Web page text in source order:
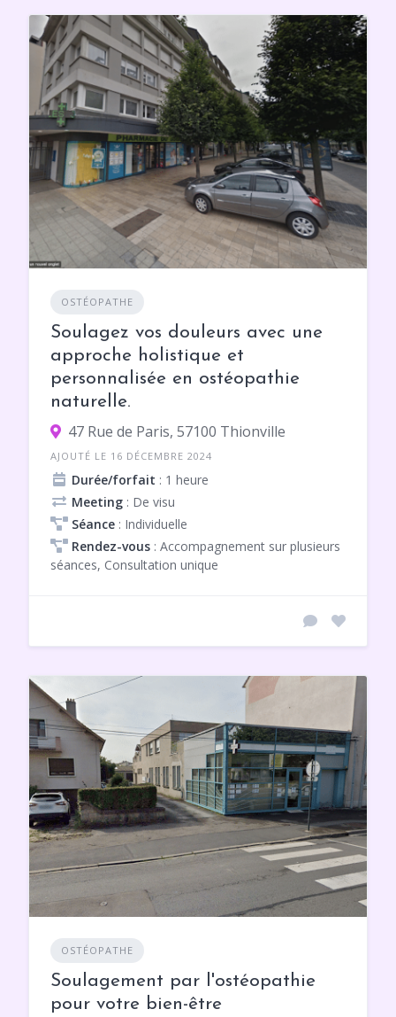
OSTÉOPATHE
Soulagez vos douleurs avec une
approche holistique et
personnalisée en ostéopathie
naturelle.
47 Rue de Paris, 57100 Thionville
AJOUTÉ LE 16 DÉCEMBRE 2024
Durée/forfait : 1 heure
Meeting : De visu
Séance : Individuelle
Rendez-vous : Accompagnement sur plusieurs
séances, Consultation unique
OSTÉOPATHE
Soulagement par l'ostéopathie
pour votre bien-être